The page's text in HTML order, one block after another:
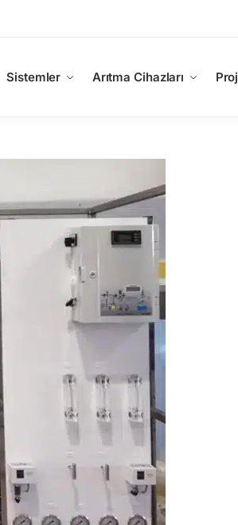
Sistemler Arıtma Cihazları